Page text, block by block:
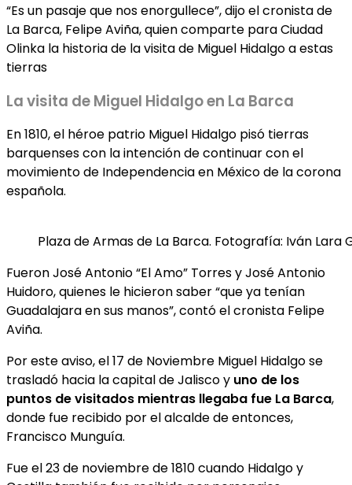
“Es un pasaje que nos enorgullece”, dijo el cronista de
La Barca, Felipe Aviña, quien comparte para Ciudad
Olinka la historia de la visita de Miguel Hidalgo a estas
tierras
La visita de Miguel Hidalgo en La Barca
En 1810, el héroe patrio Miguel Hidalgo pisó tierras
barquenses con la intención de continuar con el
movimiento de Independencia en México de la corona
española.
Plaza de Armas de La Barca. Fotografía: Iván Lara
Fueron José Antonio “El Amo” Torres y José Antonio
Huidoro, quienes le hicieron saber “que ya tenían
Guadalajara en sus manos”, contó el cronista Felipe
Aviña.
Por este aviso, el 17 de Noviembre Miguel Hidalgo se
trasladó hacia la capital de Jalisco y uno de los
puntos de visitados mientras llegaba fue La Barca,
donde fue recibido por el alcalde de entonces,
Francisco Munguía.
Fue el 23 de noviembre de 1810 cuando Hidalgo y